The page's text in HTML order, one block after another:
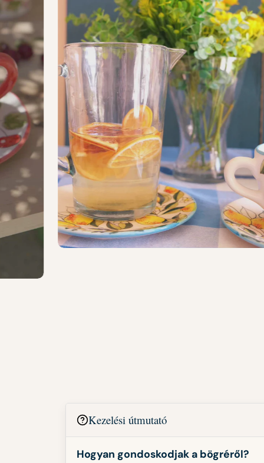
Kezelési útmutató
Hogyan gondoskodjak a bögréről?